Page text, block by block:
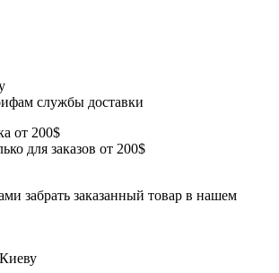
службы доставки
от 200$
для заказов от 200$
забрать заказанный товар в нашем